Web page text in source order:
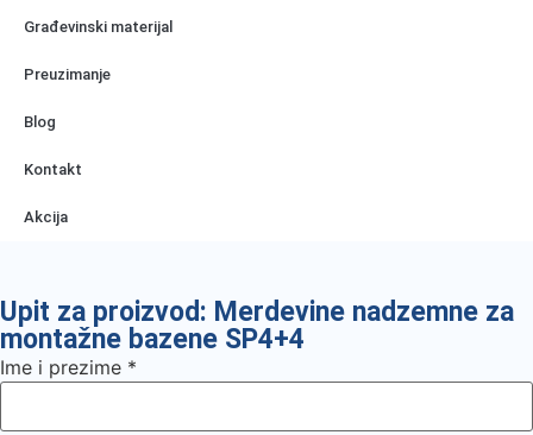
Građevinski materijal
Preuzimanje
Blog
Kontakt
Akcija
Upit za proizvod: Merdevine nadzemne za
montažne bazene SP4+4
Ime i prezime *